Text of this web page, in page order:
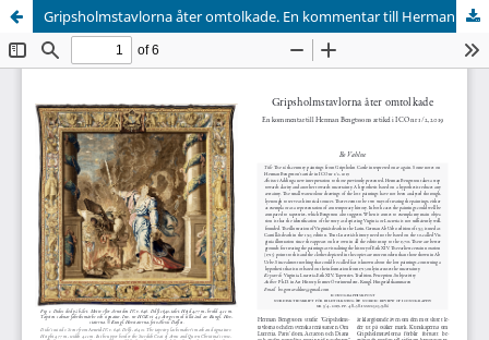
Gripsholmstavlorna åter omtolkade. En kommentar till Herman Bengtssons artikel i ICO nr 1/2, 2019